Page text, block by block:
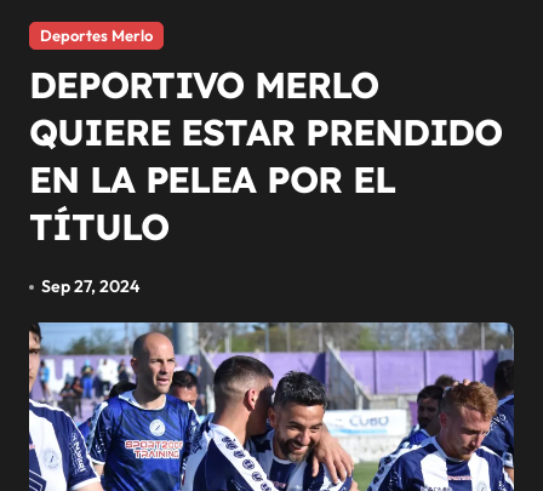
Deportes Merlo
DEPORTIVO MERLO
QUIERE ESTAR PRENDIDO
EN LA PELEA POR EL
TÍTULO
Sep 27, 2024